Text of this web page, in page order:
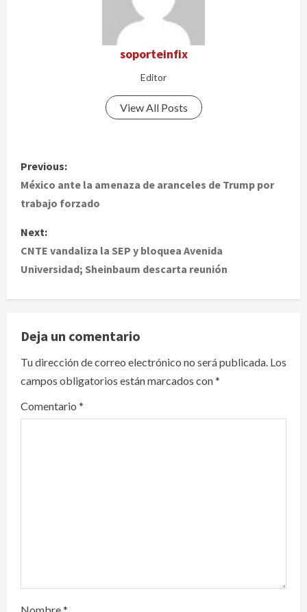
soporteinfix
Editor
View All Posts
P
o
t
n
a
v
i
g
a
Previous:
México ante la amenaza de aranceles de Trump por
trabajo forzado
Next:
CNTE vandaliza la SEP y bloquea Avenida
Universidad; Sheinbaum descarta reunión
Deja un comentario
Tu dirección de correo electrónico no será publicada. Los
campos obligatorios están marcados con*
Comentario *